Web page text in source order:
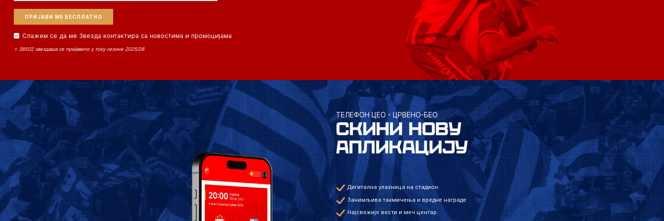
Слажем се да ме Звезда контактира са новостима и промоцијама
⭐ 38502 звездаша се пријавило у току сезоне 2025/26
ТЕЛЕФОН ЦЕО - ЦРВЕНО-БЕО
СКИНИ НОВУ
АПЛИКАЦИЈУ
Дигитална улазница на стадион
Занимљива такмичења и вредне награде
Најсвежије вести и меч центар